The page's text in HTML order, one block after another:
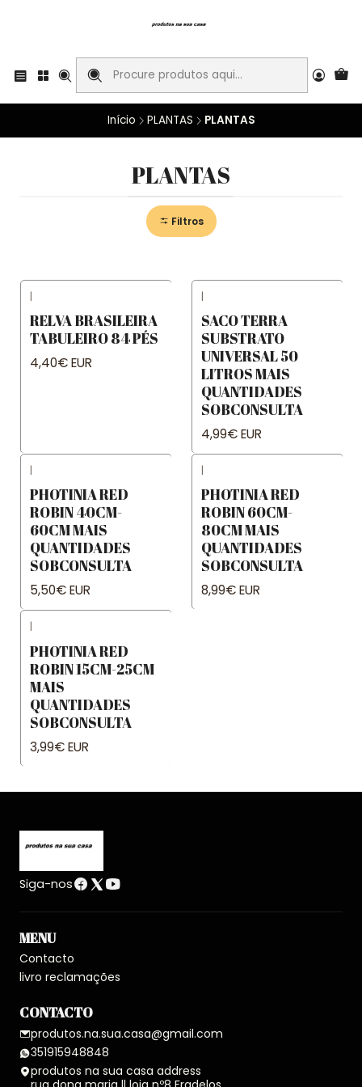
Início PLANTAS PLANTAS
PLANTAS
Filtros
|
RELVA BRASILEIRA
TABULEIRO 84 PÉS
4,40€ EUR
|
SACO TERRA
SUBSTRATO
UNIVERSAL 50
LITROS MAIS
QUANTIDADES
SOBCONSULTA
4,99€ EUR
|
PHOTINIA RED
ROBIN 40CM-
60CM MAIS
QUANTIDADES
SOBCONSULTA
5,50€ EUR
|
PHOTINIA RED
ROBIN 60CM-
80CM MAIS
QUANTIDADES
SOBCONSULTA
8,99€ EUR
|
PHOTINIA RED
ROBIN 15CM-25CM
MAIS
QUANTIDADES
SOBCONSULTA
3,99€ EUR
Siga-nos
MENU
Contacto
livro reclamações
CONTACTO
produtos.na.sua.casa@gmail.com
351915948848
produtos na sua casa address